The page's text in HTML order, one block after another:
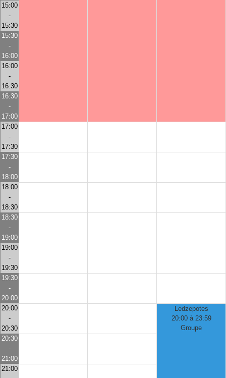
15:00
-
15:30
15:30
-
16:00
16:00
-
16:30
16:30
-
17:00
17:00
-
17:30
17:30
-
18:00
18:00
-
18:30
18:30
-
19:00
19:00
-
19:30
19:30
-
20:00
20:00
-
20:30
Ledzepotes
20:00 à 23:59
Groupe
20:30
-
21:00
21:00